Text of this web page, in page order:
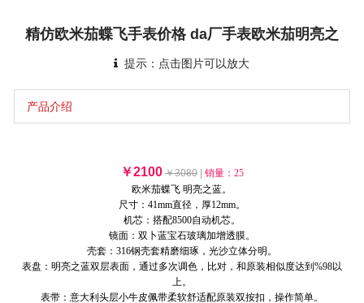
精仿欧米茄蝶飞手表价格 da厂手表欧米茄明亮之
提示：点击图片可以放大
产品介绍
￥2100 ￥3080| 销量： 25
欧米茄蝶飞 明亮之蓝。
尺寸：41mm直径，厚12mm。
机芯：搭配8500自动机芯。
镜面：双卜蓝宝石玻璃加增透膜。
壳套：316钢壳套精磨细琢，光沙立体分明。
表盘：明亮之蓝双层表面，通过多次调色，比对，和原装相似度达到%98以
上。
表带：意大利头层小牛皮佩带柔软舒适配原装双按扣，操作简单。